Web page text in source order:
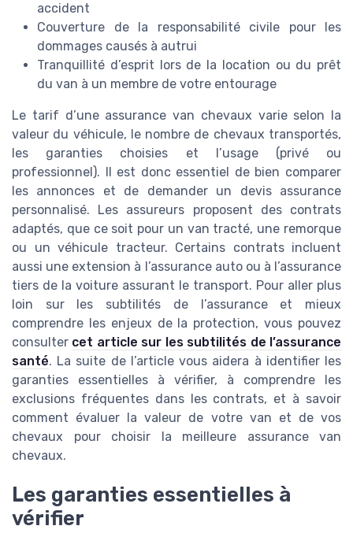
accident
Couverture de la responsabilité civile pour les
dommages causés à autrui
Tranquillité d’esprit lors de la location ou du prêt
du van à un membre de votre entourage
Le tarif d’une assurance van chevaux varie selon la
valeur du véhicule, le nombre de chevaux transportés,
les garanties choisies et l’usage (privé ou
professionnel). Il est donc essentiel de bien comparer
les annonces et de demander un devis assurance
personnalisé. Les assureurs proposent des contrats
adaptés, que ce soit pour un van tracté, une remorque
ou un véhicule tracteur. Certains contrats incluent
aussi une extension à l’assurance auto ou à l’assurance
tiers de la voiture assurant le transport. Pour aller plus
loin sur les subtilités de l’assurance et mieux
comprendre les enjeux de la protection, vous pouvez
consulter cet article sur les subtilités de l’assurance
santé. La suite de l’article vous aidera à identifier les
garanties essentielles à vérifier, à comprendre les
exclusions fréquentes dans les contrats, et à savoir
comment évaluer la valeur de votre van et de vos
chevaux pour choisir la meilleure assurance van
chevaux.
Les garanties essentielles à
vérifier